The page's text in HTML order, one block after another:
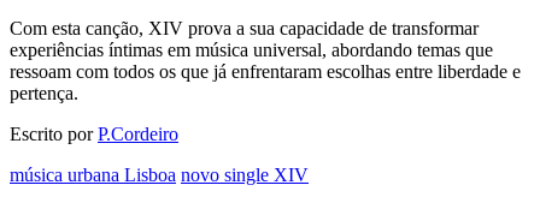
Com esta canção, XIV prova a sua capacidade de transformar
experiências íntimas em música universal, abordando temas que
ressoam com todos os que já enfrentaram escolhas entre liberdade e
pertença.
Escrito porP.Cordeiro
música urbana Lisboa novo single XIV